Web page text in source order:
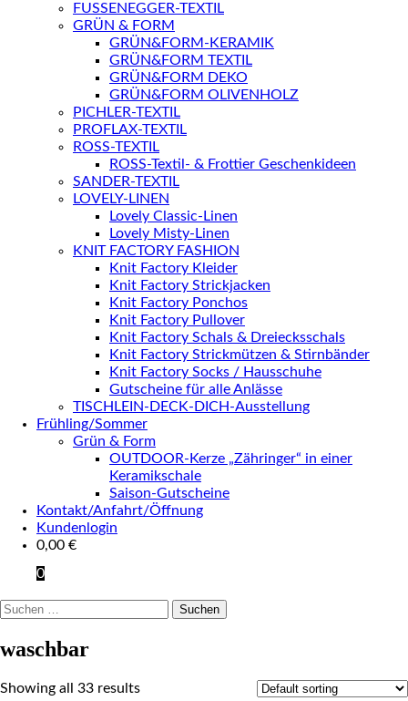
FUSSENEGGER-TEXTIL
GRÜN & FORM
GRÜN&FORM-KERAMIK
GRÜN&FORM TEXTIL
GRÜN&FORM DEKO
GRÜN&FORM OLIVENHOLZ
PICHLER-TEXTIL
PROFLAX-TEXTIL
ROSS-TEXTIL
ROSS-Textil- & Frottier Geschenkideen
SANDER-TEXTIL
LOVELY-LINEN
Lovely Classic-Linen
Lovely Misty-Linen
KNIT FACTORY FASHION
Knit Factory Kleider
Knit Factory Strickjacken
Knit Factory Ponchos
Knit Factory Pullover
Knit Factory Schals & Dreiecksschals
Knit Factory Strickmützen & Stirnbänder
Knit Factory Socks / Hausschuhe
Gutscheine für alle Anlässe
TISCHLEIN-DECK-DICH-Ausstellung
Frühling/Sommer
Grün & Form
OUTDOOR-Kerze „Zähringer“ in einer
Keramikschale
Saison-Gutscheine
Kontakt/Anfahrt/Öffnung
Kundenlogin
0,00 €
0
Suchen
waschbar
Showing all 33 results